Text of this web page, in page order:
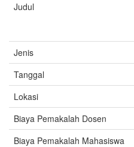
Judul
Jenis
Tanggal
Lokasi
Biaya Pemakalah Dosen
Biaya Pemakalah Mahasiswa